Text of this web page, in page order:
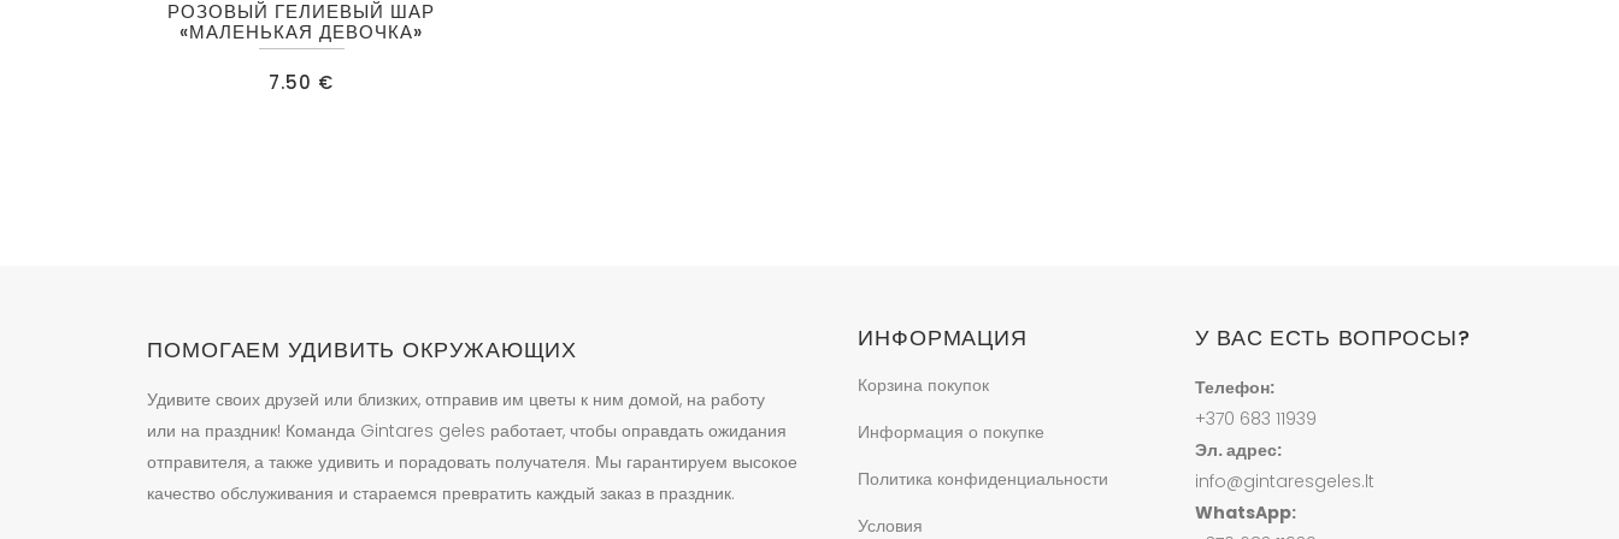
РОЗОВЫЙ ГЕЛИЕВЫЙ ШАР
«МАЛЕНЬКАЯ ДЕВОЧКА»
7.50 €
ПОМОГАЕМ УДИВИТЬ ОКРУЖАЮЩИХ
Удивите своих друзей или близких, отправив им цветы к ним домой, на работу
или на праздник! Команда Gintares geles работает, чтобы оправдать ожидания
отправителя, а также удивить и порадовать получателя. Мы гарантируем высокое
качество обслуживания и стараемся превратить каждый заказ в праздник.
ИНФОРМАЦИЯ
Корзина покупок
Информация о покупке
Политика конфиденциальности
Условия
У ВАС ЕСТЬ ВОПРОСЫ?
Телефон:
+370 683 11939
Эл. адрес:
info@gintaresgeles.lt
WhatsApp: